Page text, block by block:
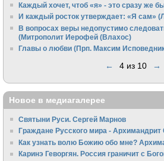
Каждый хочет, чтоб «я» - это сразу же
И каждый росток утверждает: «Я сам»
В вопросах веры недопустимо
(Митрополит Иерофей (Влахос)
Главы о любви (Прп. Максим
← 4 из 10 →
Новое в медиагалерее
Святыни Руси. Сергей Марнов
Граждане Русского мира -
Как узнать волю Божию обо мне?
Каринэ Геворгян. Россия граничит с